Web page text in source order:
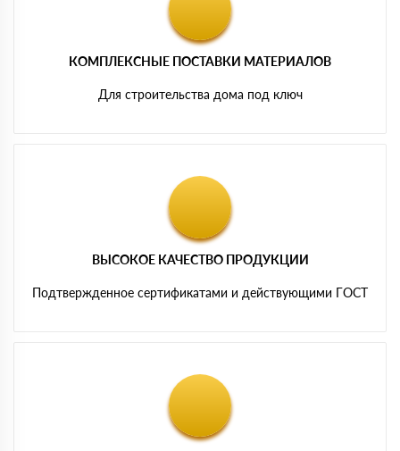
КОМПЛЕКСНЫЕ ПОСТАВКИ МАТЕРИАЛОВ
Для строительства дома под ключ
ВЫСОКОЕ КАЧЕСТВО ПРОДУКЦИИ
Подтвержденное сертификатами и действующими ГОСТ